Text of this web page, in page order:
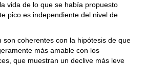
vida de lo que se había propuesto
pico es independiente del nivel de
son coherentes con la hipótesis de que
más amable con los
que muestran un declive más leve